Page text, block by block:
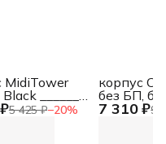
5 425 ₽−20%
MidiTower
______
Mid-
7 310 ₽9
корпус
без БП,